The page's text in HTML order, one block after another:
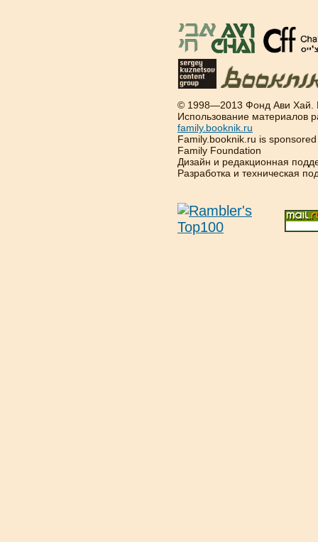
© 1998—2013 Фонд Ави Хай.
Использование материалов
family.booknik.ru
Family.booknik.ru is
Family Foundation
Дизайн и редакционная
Разработка и техническая